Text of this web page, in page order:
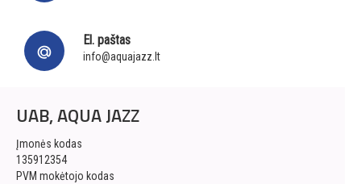
El. paštas
info@aquajazz.lt
UAB, AQUA JAZZ
Įmonės kodas
135912354
PVM mokėtojo kodas